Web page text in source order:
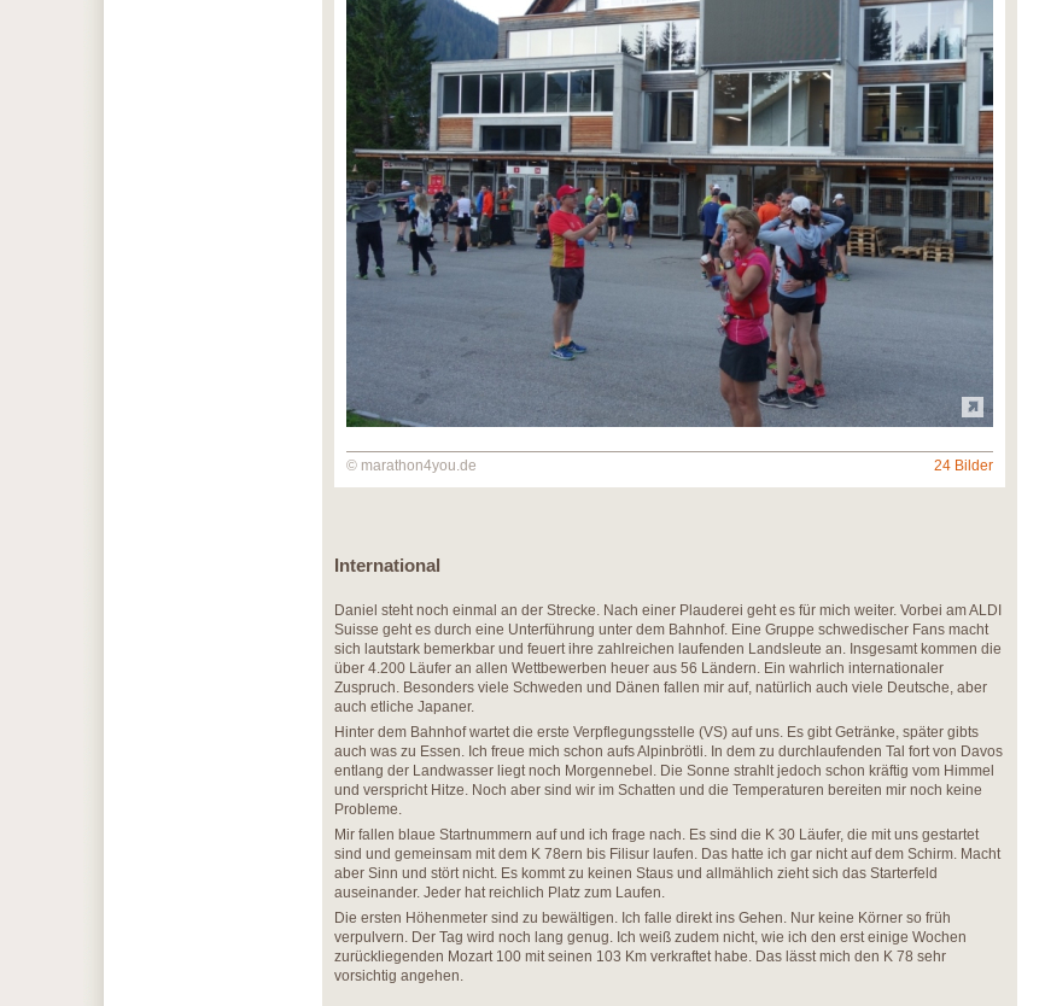
© marathon4you.de 24 Bilder
International
Daniel steht noch einmal an der Strecke. Nach einer Plauderei geht es für mich weiter. Vorbei am ALDI
Suisse geht es durch eine Unterführung unter dem Bahnhof. Eine Gruppe schwedischer Fans macht
sich lautstark bemerkbar und feuert ihre zahlreichen laufenden Landsleute an. Insgesamt kommen die
über 4.200 Läufer an allen Wettbewerben heuer aus 56 Ländern. Ein wahrlich internationaler
Zuspruch. Besonders viele Schweden und Dänen fallen mir auf, natürlich auch viele Deutsche, aber
auch etliche Japaner.
Hinter dem Bahnhof wartet die erste Verpflegungsstelle (VS) auf uns. Es gibt Getränke, später gibts
auch was zu Essen. Ich freue mich schon aufs Alpinbrötli. In dem zu durchlaufenden Tal fort von Davos
entlang der Landwasser liegt noch Morgennebel. Die Sonne strahlt jedoch schon kräftig vom Himmel
und verspricht Hitze. Noch aber sind wir im Schatten und die Temperaturen bereiten mir noch keine
Probleme.
Mir fallen blaue Startnummern auf und ich frage nach. Es sind die K 30 Läufer, die mit uns gestartet
sind und gemeinsam mit dem K 78ern bis Filisur laufen. Das hatte ich gar nicht auf dem Schirm. Macht
aber Sinn und stört nicht. Es kommt zu keinen Staus und allmählich zieht sich das Starterfeld
auseinander. Jeder hat reichlich Platz zum Laufen.
Die ersten Höhenmeter sind zu bewältigen. Ich falle direkt ins Gehen. Nur keine Körner so früh
verpulvern. Der Tag wird noch lang genug. Ich weiß zudem nicht, wie ich den erst einige Wochen
zurückliegenden Mozart 100 mit seinen 103 Km verkraftet habe. Das lässt mich den K 78 sehr
vorsichtig angehen.